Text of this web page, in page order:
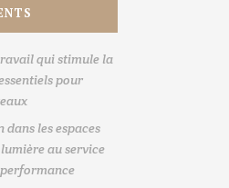
qui stimule la
pour
dans les espaces
au service